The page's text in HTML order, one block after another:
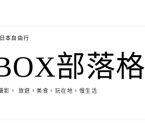
日本自由行
部落格
影。 旅遊。美食。玩在地。慢生活